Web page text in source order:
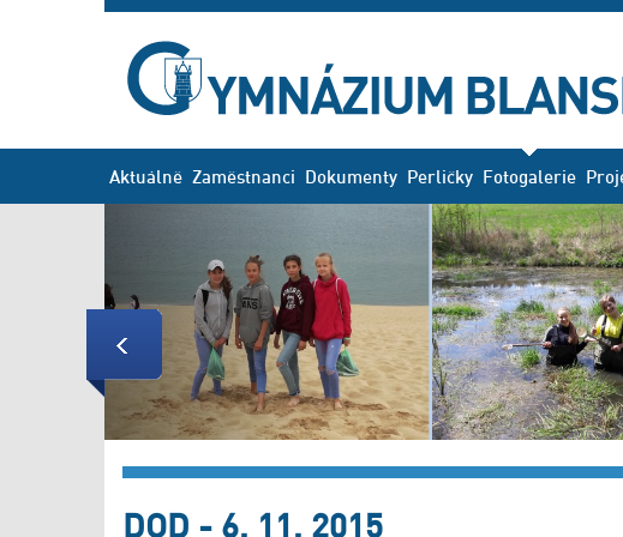
Aktuálně Zaměstnanci Dokumenty Perličky Fotogalerie
DOD - 6. 11. 2015